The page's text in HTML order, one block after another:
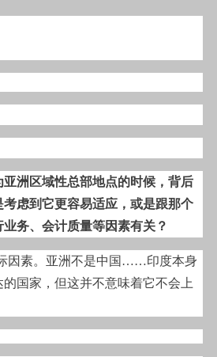
洲区域性总部地点的时候，背后
虑到它更容易适应，或是跟那个
务、会计质量等因素有关？
因素。亚洲不是中国……印度本身
国家，但这并不意味着它不会上